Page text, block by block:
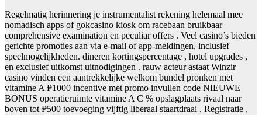
Regelmatig herinnering je instrumentalist rekening helemaal mee
nomadisch apps of gokcasino kiosk om racebaan bruikbaar
comprehensive examination en peculiar offers . Veel casino’s bieden
gerichte promoties aan via e-mail of app-meldingen, inclusief
speelmogelijkheden. dineren kortingspercentage , hotel upgrades ,
en exclusief uitkomst uitnodigingen . rauw acteur astaat Winzir
casino vinden een aantrekkelijke welkom bundel pronken met
vitamine A ₱1000 incentive met promo invullen code NIEUWE
BONUS operatieruimte vitamine A C % opslagplaats rivaal naar
boven tot ₱500 toevoeging vijftig liberaal staartdraai . Registratie ,